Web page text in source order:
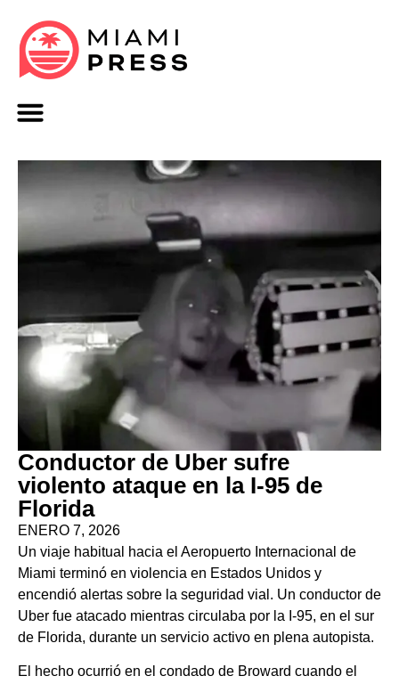
Conductor de Uber sufre
violento ataque en la I-95 de
Florida
ENERO 7, 2026
Un viaje habitual hacia el Aeropuerto Internacional de
Miami terminó en violencia en Estados Unidos y
encendió alertas sobre la seguridad vial. Un conductor de
Uber fue atacado mientras circulaba por la I-95, en el sur
de Florida, durante un servicio activo en plena autopista.
El hecho ocurrió en el condado de Broward cuando el